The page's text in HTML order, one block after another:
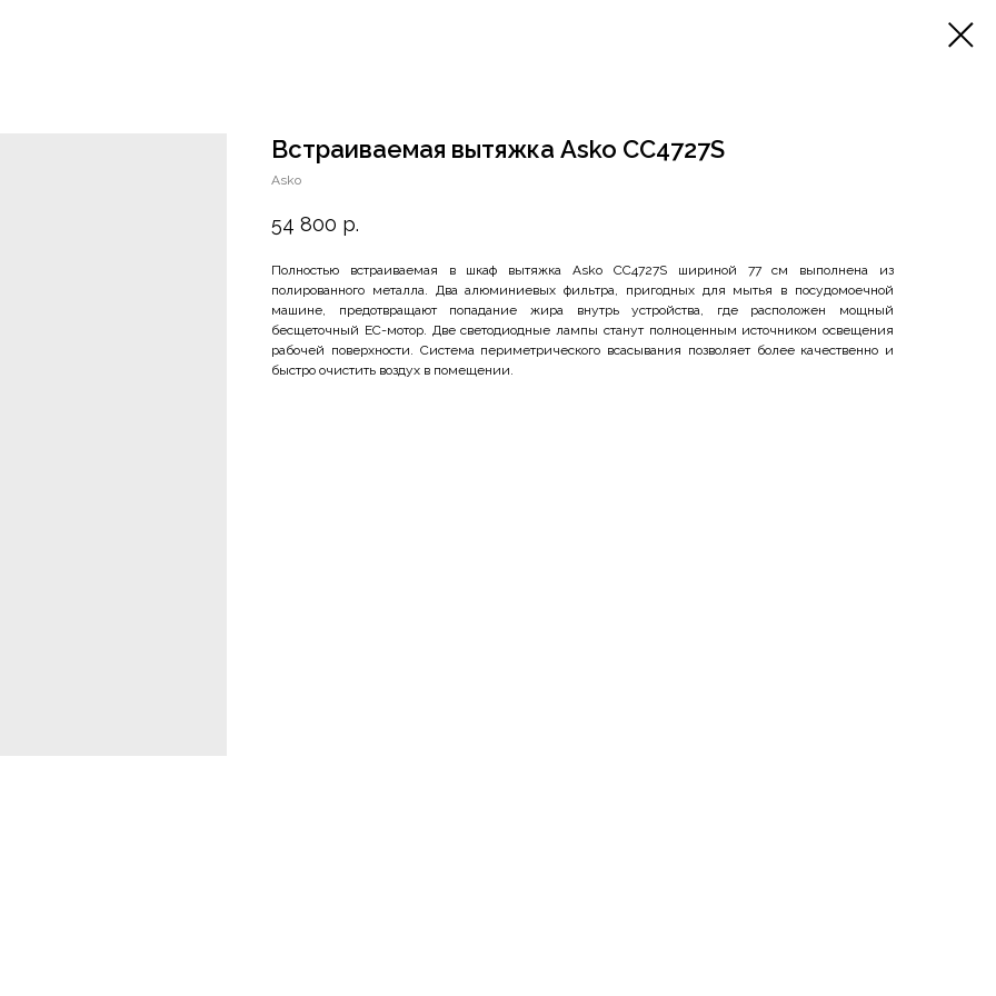
Встраиваемая вытяжка Asko CC4727S
Asko
54 800 р.
Полностью встраиваемая в шкаф вытяжка Asko CC4727S шириной 77 см выполнена из
полированного металла. Два алюминиевых фильтра, пригодных для мытья в посудомоечной
машине, предотвращают попадание жира внутрь устройства, где расположен мощный
бесщеточный EC-мотор. Две светодиодные лампы станут полноценным источником освещения
рабочей поверхности. Система периметрического всасывания позволяет более качественно и
быстро очистить воздух в помещении.